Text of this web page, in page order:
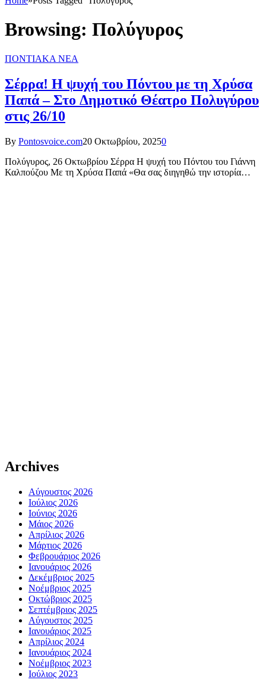
Browsing: Πολύγυρος
ΠΟΝΤΙΑΚΑ ΝΕΑ
Σέρρα! Η ψυχή του Πόντου με τη Χρύσα
Παπά – Στο Δημοτικό Θέατρο Πολυγύρου
στις 26/10
By Pontosvoice.com20 Οκτωβρίου, 20250
Πολύγυρος, 26 Οκτωβρίου Σέρρα Η ψυχή του Πόντου του Γιάννη
Καλπούζου Με τη Χρύσα Παπά «Θα σας διηγηθώ την ιστορία…
Archives
Αύγουστος 2026
Ιούλιος 2026
Ιούνιος 2026
Μάιος 2026
Απρίλιος 2026
Μάρτιος 2026
Φεβρουάριος 2026
Ιανουάριος 2026
Δεκέμβριος 2025
Νοέμβριος 2025
Οκτώβριος 2025
Σεπτέμβριος 2025
Αύγουστος 2025
Ιανουάριος 2025
Απρίλιος 2024
Ιανουάριος 2024
Νοέμβριος 2023
Ιούλιος 2023